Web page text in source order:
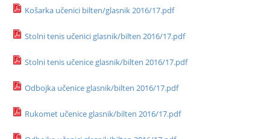
Košarka učenici bilten/glasnik 2016/17.pdf
Stolni tenis učenici glasnik/bilten 2016/17.pdf
Stolni tenis učenice glasnik/bilten 2016/17.pdf
Odbojka učenice glasnik/bilten 2016/17.pdf
Rukomet učenice glasnik/bilten 2016/17.pdf